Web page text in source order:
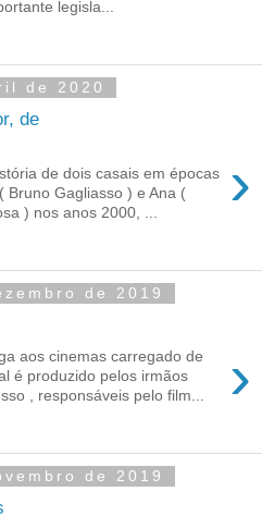
legisla...
de 2020
de
›
de dois casais em épocas
Bruno Gagliasso ) e Ana (
) nos anos 2000, ...
de 2019
›
aos cinemas carregado de
é produzido pelos irmãos
, responsáveis pelo film...
de 2019